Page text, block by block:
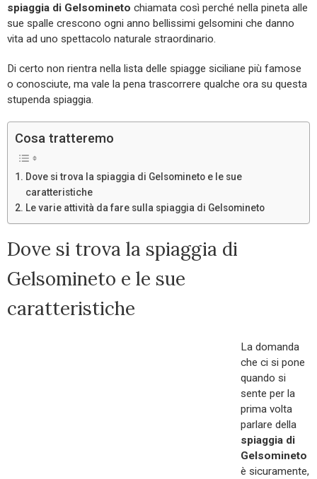
spiaggia di Gelsomineto chiamata così perché nella pineta alle
sue spalle crescono ogni anno bellissimi gelsomini che danno
vita ad uno spettacolo naturale straordinario.
Di certo non rientra nella lista delle spiagge siciliane più famose
o conosciute, ma vale la pena trascorrere qualche ora su questa
stupenda spiaggia.
Cosa tratteremo
Dove si trova la spiaggia di Gelsomineto e le sue
caratteristiche
Le varie attività da fare sulla spiaggia di Gelsomineto
Dove si trova la spiaggia di
Gelsomineto e le sue
caratteristiche
La domanda
che ci si pone
quando si
sente per la
prima volta
parlare della
spiaggia di
Gelsomineto
è sicuramente,